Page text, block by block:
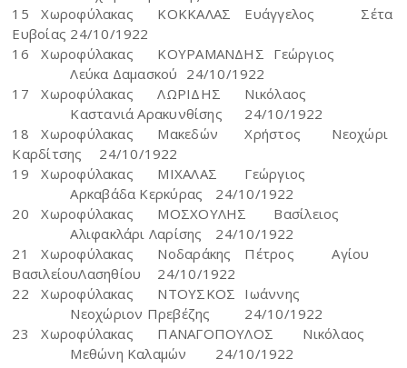
15
Χωροφύλακας ΚΟΚΚΑΛΑΣ Ευάγγελος
Σέτα
Ευβοίας 24/10/1922
16
Χωροφύλακας ΚΟΥΡΑΜΑΝΔΗΣ
Γεώργιος
Λεύκα Δαμασκού 24/10/1922
17
Χωροφύλακας ΛΩΡΙΔΗΣ
Νικόλαος
Καστανιά Αρακυνθίσης
24/10/1922
18
Χωροφύλακας Μακεδών Χρήστος
Νεοχώρι
Καρδίτσης
24/10/1922
19
Χωροφύλακας ΜΙΧΑΛΑΣ
Γεώργιος
Αρκαβάδα Κερκύρας
24/10/1922
20
Χωροφύλακας ΜΟΣΧΟΥΛΗΣ
Βασίλειος
Αλιφακλάρι Λαρίσης
24/10/1922
21
Χωροφύλακας Νοδαράκης Πέτρος
Αγίου
ΒασιλείουΛασηθίου
24/10/1922
22
Χωροφύλακας ΝΤΟΥΣΚΟΣ
Ιωάννης
Νεοχώριον Πρεβέζης
24/10/1922
23
Χωροφύλακας ΠΑΝΑΓΟΠΟΥΛΟΣ
Νικόλαος
Μεθώνη Καλαμών
24/10/1922